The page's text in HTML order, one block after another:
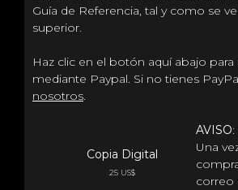
Guía de Referencia, tal y como se
superior.
Haz clic en el botón aquí abajo
mediante Paypal. Si no tienes
nosotros.
Copia Digital
25 US$
AVISO:
Una
correo